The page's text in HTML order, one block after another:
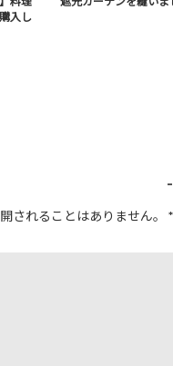
入し
されることはありません。
*